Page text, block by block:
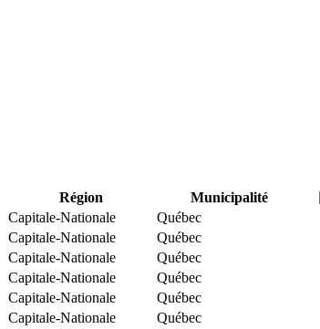
Région Municipalité
Capitale-Nationale
Québec
Capitale-Nationale
Québec
Capitale-Nationale
Québec
Capitale-Nationale
Québec
Capitale-Nationale
Québec
Capitale-Nationale
Québec